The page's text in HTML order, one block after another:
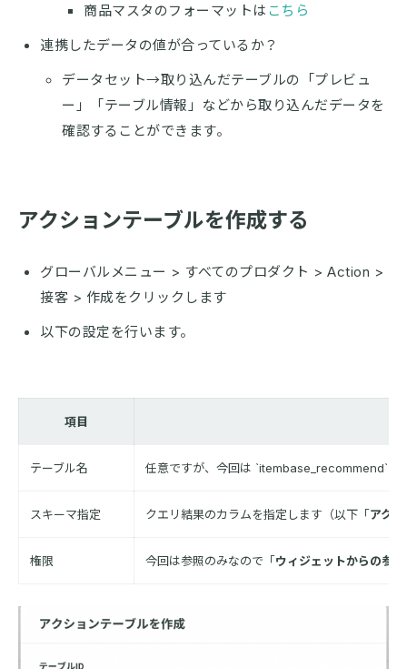
商品マスタのフォーマットは こちら
連携したデータの値が合っているか？
データセット→取り込んだテーブルの「プレビュ
ー」「テーブル情報」などから取り込んだデータを
確認することができます。
アクションテーブルを作成する
グローバルメニュー > すべてのプロダクト > Action >
接客 > 作成をクリックします
以下の設定を行います。
項目
テーブル名 任意ですが、今回は `itembase_recommend` と
スキーマ指定 クエリ結果のカラムを指定します（以下「アク
権限 今回は参照のみなので「ウィジェットからの参照